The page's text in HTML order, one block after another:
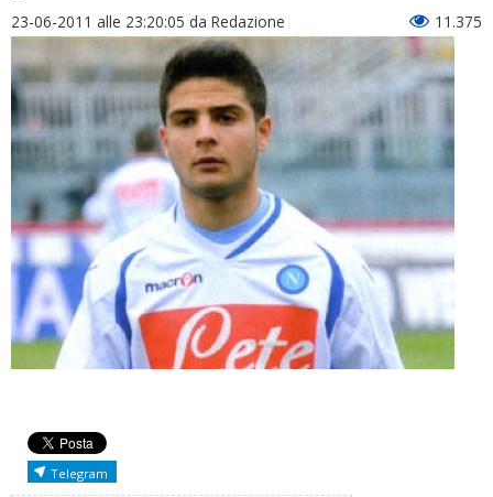
23-06-2011 alle 23:20:05 da Redazione 11.375
Telegram